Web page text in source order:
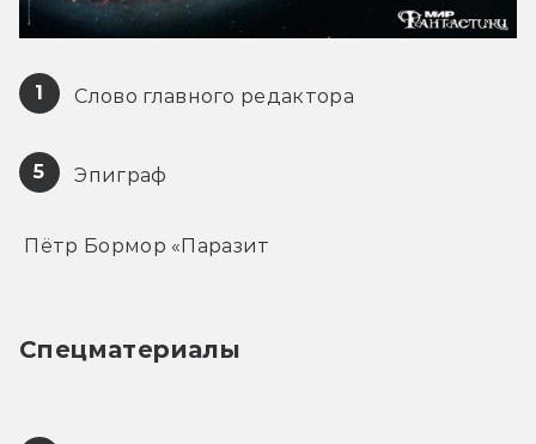
1 Слово главного редактора
5 Эпиграф
Пётр Бормор «Паразит
Спецматериалы